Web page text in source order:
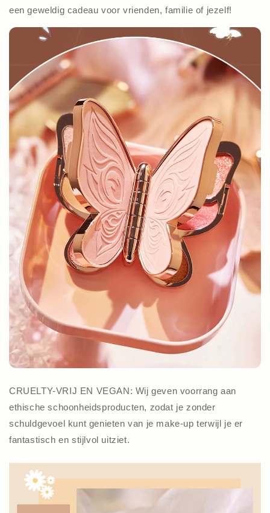
een geweldig cadeau voor vrienden, familie of jezelf!
CRUELTY-VRIJ EN VEGAN: Wij geven voorrang aan
ethische schoonheidsproducten, zodat je zonder
schuldgevoel kunt genieten van je make-up terwijl je er
fantastisch en stijlvol uitziet.